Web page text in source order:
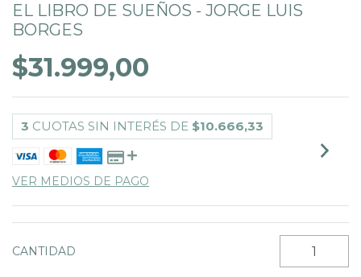
EL LIBRO DE SUEÑOS - JORGE LUIS
BORGES
$31.999,00
3 CUOTAS SIN INTERÉS DE $10.666,33
VER MEDIOS DE PAGO
CANTIDAD